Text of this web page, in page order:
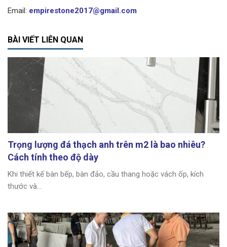
Email: empirestone2017@gmail.com
BÀI VIẾT LIÊN QUAN
Trọng lượng đá thạch anh trên m2 là bao nhiêu?
Cách tính theo độ dày
Khi thiết kế bàn bếp, bàn đảo, cầu thang hoặc vách ốp, kích
thước và...